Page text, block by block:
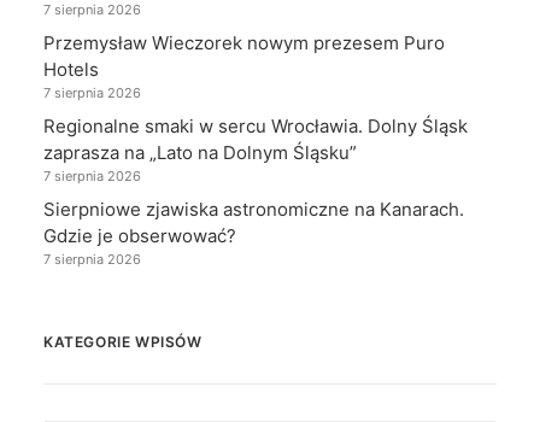
7 sierpnia 2026
Przemysław Wieczorek nowym prezesem Puro
Hotels
7 sierpnia 2026
Regionalne smaki w sercu Wrocławia. Dolny Śląsk
zaprasza na „Lato na Dolnym Śląsku”
7 sierpnia 2026
Sierpniowe zjawiska astronomiczne na Kanarach.
Gdzie je obserwować?
7 sierpnia 2026
KATEGORIE WPISÓW